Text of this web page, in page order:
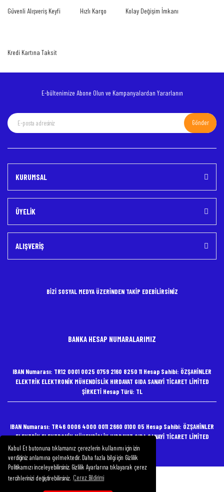
Kabul Et butonuna tıklamanız çerezlerin kullanımı için izin
verdiğiniz anlamına gelmektedir. Daha fazla bilgi için Gizlilik
Politikamızı inceleyebilirsiniz. Gizlilik Ayarlarına tıklayarak çerez
tercihlerinizi değiştirebilirsiniz. Çerez Bildirimi
Ürün açıklamasında eksik bilgiler bulunuyor.
Güvenli Alışveriş Keyfi Hızlı Kargo Kolay Değişim İmkanı
Kredi Kartına Taksit
E-bültenimize Abone Olun ve Kampanyalardan Yararlanın
Gönder
KURUMSAL
ÜYELİK
ALIŞVERİŞ
BİZİ SOSYAL MEDYA ÜZERİNDEN TAKİP EDEBİLİRSİNİZ
BANKA HESAP NUMARALARIMIZ
IBAN Numarası: TR12 0001 0025 0759 2160 8250 11 Hesap Sahibi: ÖZŞAHİNLER
ELEKTRİK ELEKTRONİK MÜHENDİSLİK HIRDAVAT GIDA SANAYİ TİCARET LİMİTED
ŞİRKETİ Hesap Türü: TL
IBAN Numarası: TR46 0006 4000 0011 2660 0100 05 Hesap Sahibi: ÖZŞAHİNLER
ELEKTRİK ELEKTRONİK MÜHENDİSLİK HIRDAVAT GIDA SANAYİ TİCARET LİMİTED
ŞİRKETİ Hesap Türü: TL
Copyright 2020 Özşahinler Elektrik